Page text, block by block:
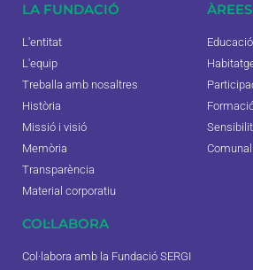
LA FUNDACIÓ
L'entitat
L'equip
Treballa amb nosaltres
Història
Missió i visió
Memòria
Transparència
Material corporatiu
Educació
COL·LABORA
Col·labora amb la Fundació SERGI